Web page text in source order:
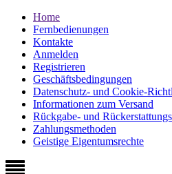
Home
Fernbedienungen
Kontakte
Anmelden
Registrieren
Geschäftsbedingungen
Datenschutz- und Cookie-
Informationen zum Versand
Rückgabe- und
Zahlungsmethoden
Geistige Eigentumsrechte